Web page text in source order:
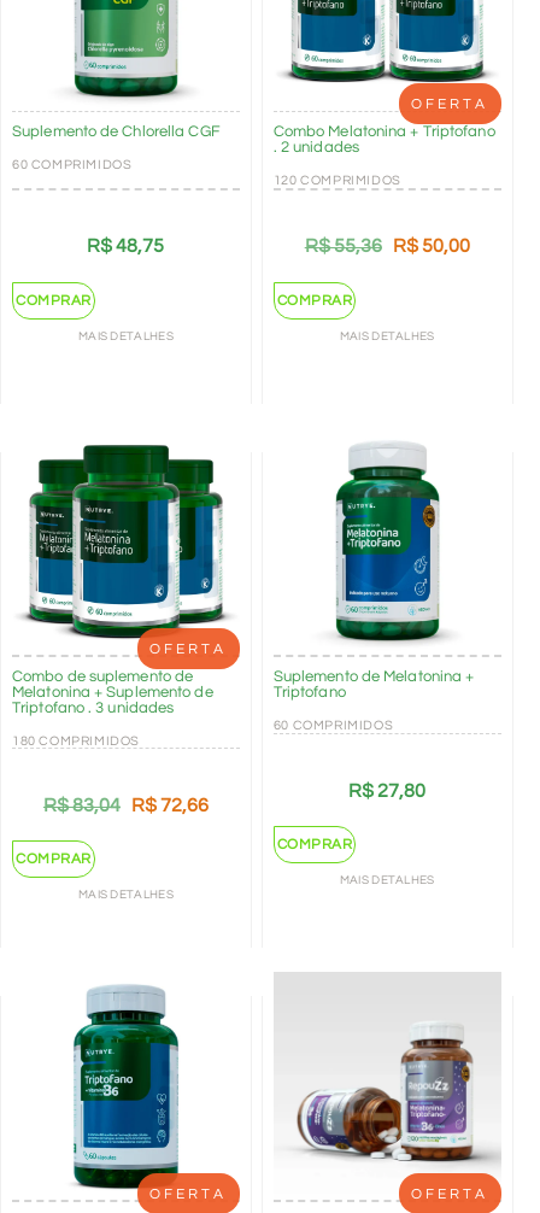
Suplemento de Chlorella CGF
60 COMPRIMIDOS
R$48,75
COMPRAR
MAIS DETALHES
OFERTA
Combo Melatonina + Triptofano
. 2 unidades
120 COMPRIMIDOS
R$55,36 R$50,00
COMPRAR
MAIS DETALHES
OFERTA
Combo de suplemento de
Melatonina + Suplemento de
Triptofano . 3 unidades
180 COMPRIMIDOS
R$83,04 R$72,66
COMPRAR
MAIS DETALHES
Suplemento de Melatonina +
Triptofano
60 COMPRIMIDOS
R$27,80
COMPRAR
MAIS DETALHES
OFERTA OFERTA